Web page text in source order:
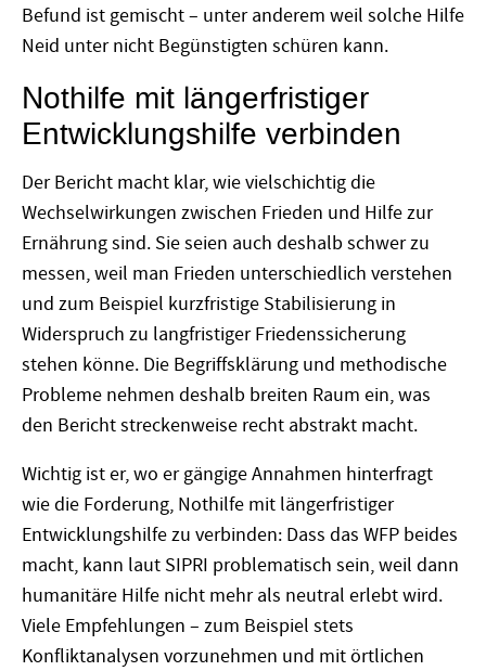
Befund ist gemischt – unter anderem weil solche Hilfe
Neid unter nicht Begünstigten schüren kann.
Nothilfe mit längerfristiger
Entwicklungshilfe verbinden
Der Bericht macht klar, wie vielschichtig die
Wechselwirkungen zwischen Frieden und Hilfe zur
Ernährung sind. Sie seien auch deshalb schwer zu
messen, weil man Frieden unterschiedlich verstehen
und zum Beispiel kurzfristige Stabilisierung in
Widerspruch zu langfristiger Friedenssicherung
stehen könne. Die Begriffsklärung und methodische
Probleme nehmen deshalb breiten Raum ein, was
den Bericht streckenweise recht abstrakt macht.
Wichtig ist er, wo er gängige Annahmen hinterfragt
wie die Forderung, Nothilfe mit längerfristiger
Entwicklungshilfe zu verbinden: Dass das WFP beides
macht, kann laut SIPRI problematisch sein, weil dann
humanitäre Hilfe nicht mehr als neutral erlebt wird.
Viele Empfehlungen – zum Beispiel stets
Konfliktanalysen vorzunehmen und mit örtlichen